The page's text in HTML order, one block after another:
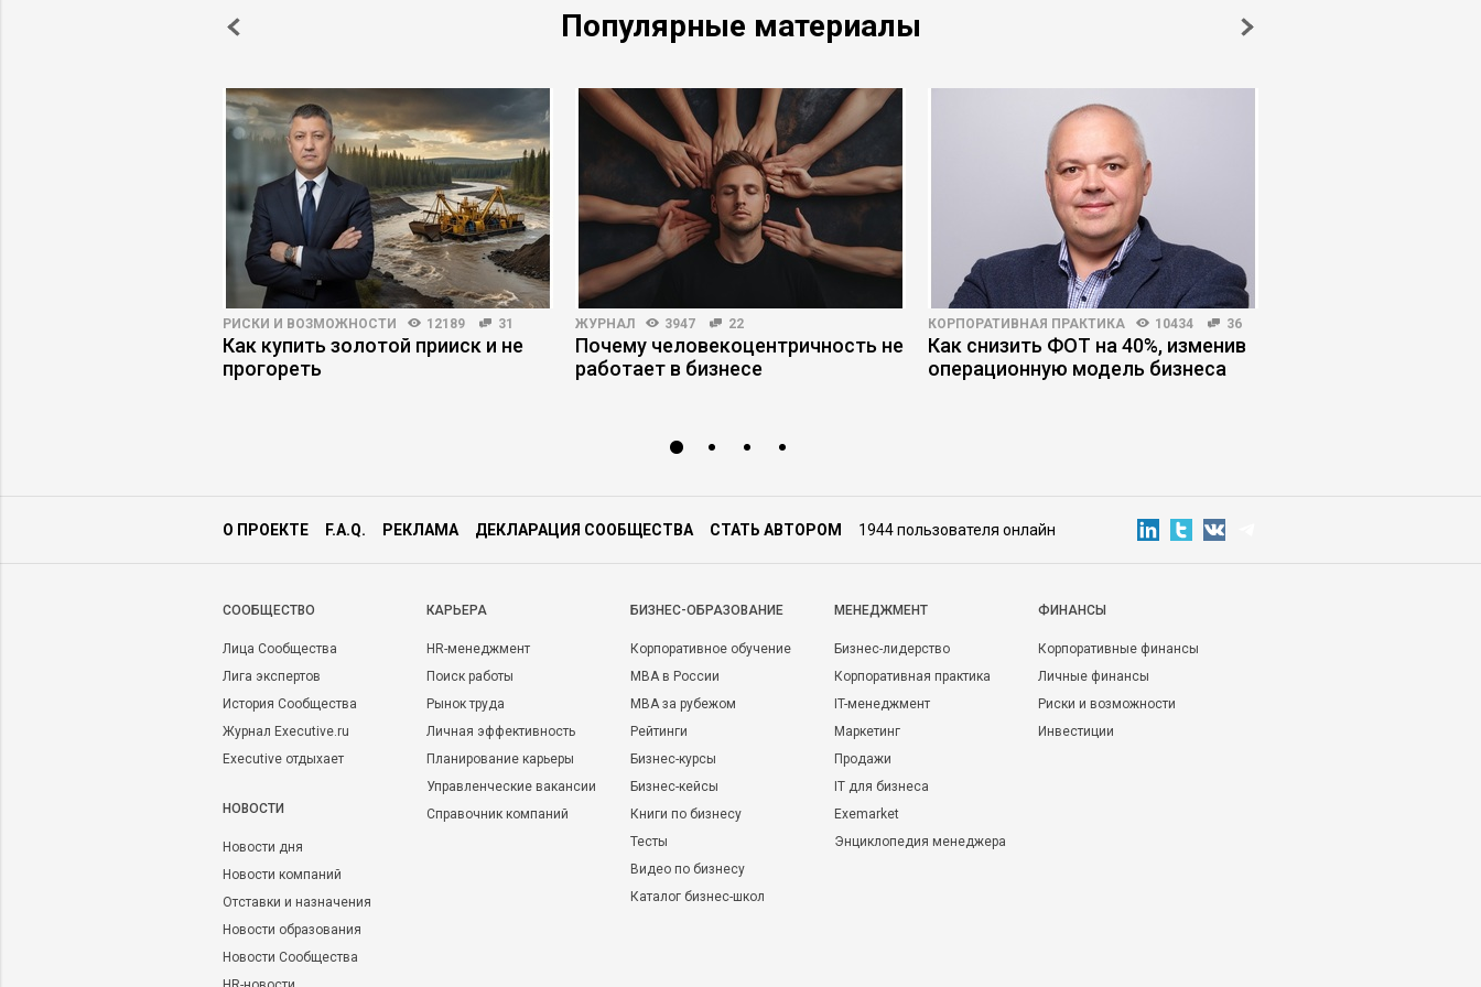
Популярные материалы
РИСКИ И ВОЗМОЖНОСТИ 12189 31
Как купить золотой прииск и не
прогореть
ЖУРНАЛ 3947 22
Почему человекоцентричность не
работает в бизнесе
КОРПОРАТИВНАЯ ПРАКТИКА 10434 36
Как снизить ФОТ на 40%, изменив
операционную модель бизнеса
О ПРОЕКТЕ F.A.Q. РЕКЛАМА ДЕКЛАРАЦИЯ СООБЩЕСТВА СТАТЬ АВТОРОМ 1944 пользователя онлайн
CООБЩЕСТВО
Лица Сообщества
Лига экспертов
История Сообщества
Журнал Executive.ru
Executive отдыхает
НОВОСТИ
Новости дня
Новости компаний
Отставки и назначения
Новости образования
Новости Сообщества
КАРЬЕРА
HR-менеджмент
Поиск работы
Рынок труда
Личная эффективность
Планирование карьеры
Управленческие вакансии
Справочник компаний
БИЗНЕС-ОБРАЗОВАНИЕ
Корпоративное обучение
MBA в России
MBA за рубежом
Рейтинги
Бизнес-курсы
Бизнес-кейсы
Книги по бизнесу
Тесты
Видео по бизнесу
Каталог бизнес-школ
МЕНЕДЖМЕНТ
Бизнес-лидерство
Корпоративная практика
IT-менеджмент
Маркетинг
Продажи
IT для бизнеса
Exemarket
Энциклопедия менеджера
ФИНАНСЫ
Корпоративные финансы
Личные финансы
Риски и возможности
Инвестиции